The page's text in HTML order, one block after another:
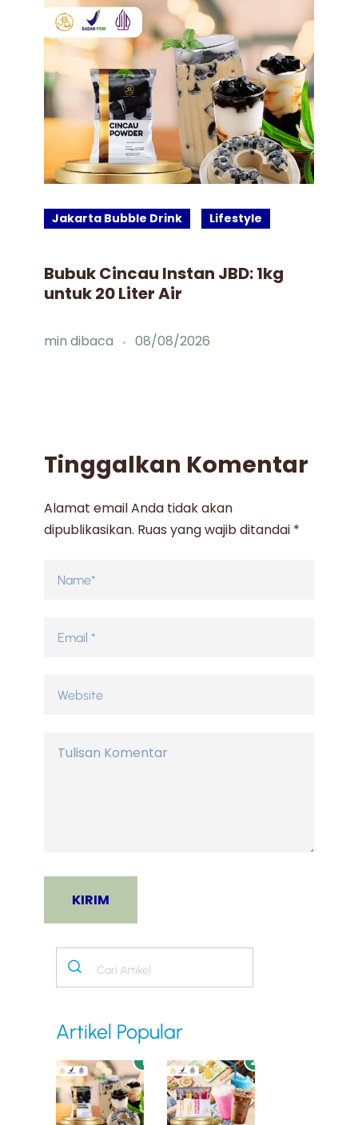
Jakarta Bubble Drink Lifestyle
Bubuk Cincau Instan JBD: 1kg
untuk 20 Liter Air
min dibaca 08/08/2026
Tinggalkan Komentar
Alamat email Anda tidak akan
dipublikasikan. Ruas yang wajib ditandai *
Artikel Popular
1 2